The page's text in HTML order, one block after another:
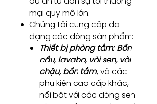
mại quy mô lớn.
Chúng tôi cung cấp đa
dạng các dòng sản phẩm:
Thiết bị phòng tắm: Bồn
cầu, lavabo, vòi sen, vòi
chậu, bồn tắm, và các
phụ kiện cao cấp khác,
nổi bật với các dòng sen